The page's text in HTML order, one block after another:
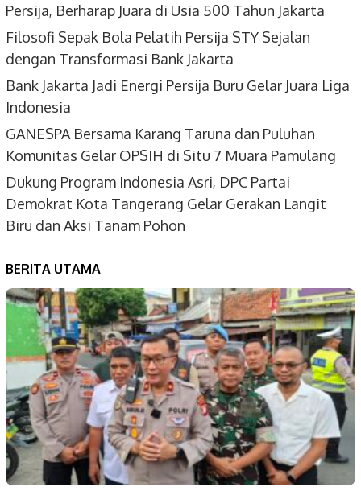
Persija, Berharap Juara di Usia 500 Tahun Jakarta
Filosofi Sepak Bola Pelatih Persija STY Sejalan
dengan Transformasi Bank Jakarta
Bank Jakarta Jadi Energi Persija Buru Gelar Juara Liga
Indonesia
GANESPA Bersama Karang Taruna dan Puluhan
Komunitas Gelar OPSIH di Situ 7 Muara Pamulang
Dukung Program Indonesia Asri, DPC Partai
Demokrat Kota Tangerang Gelar Gerakan Langit
Biru dan Aksi Tanam Pohon
BERITA UTAMA